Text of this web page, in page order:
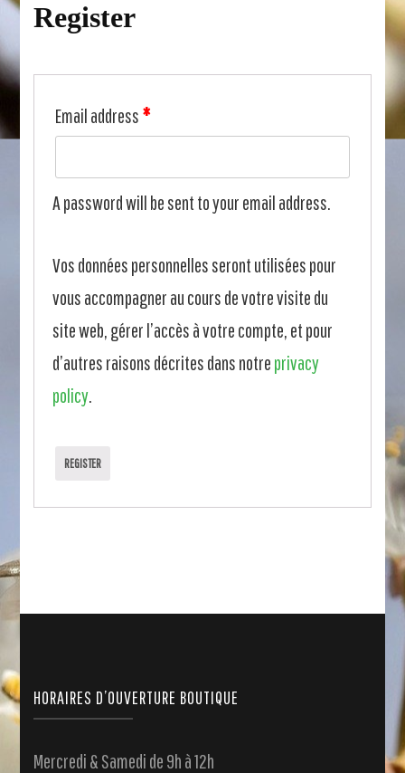
Register
Email address *
A password will be sent to your email address.
Vos données personnelles seront utilisées pour
vous accompagner au cours de votre visite du
site web, gérer l’accès à votre compte, et pour
d’autres raisons décrites dans notre privacy
policy.
REGISTER
HORAIRES D’OUVERTURE BOUTIQUE
Mercredi & Samedi de 9h à 12h